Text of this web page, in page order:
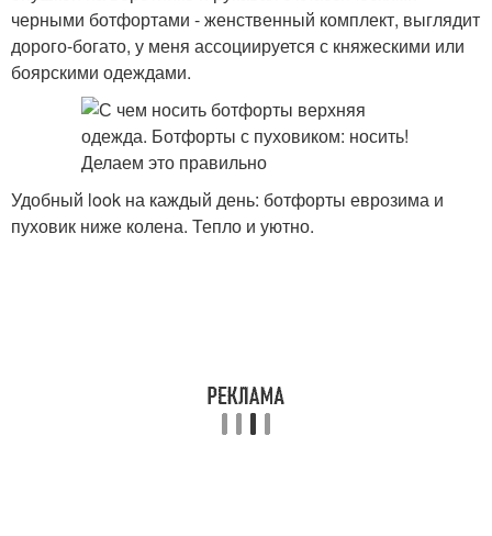
черными ботфортами - женственный комплект, выглядит
дорого-богато, у меня ассоциируется с княжескими или
боярскими одеждами.
Удобный look на каждый день: ботфорты еврозима и
пуховик ниже колена. Тепло и уютно.